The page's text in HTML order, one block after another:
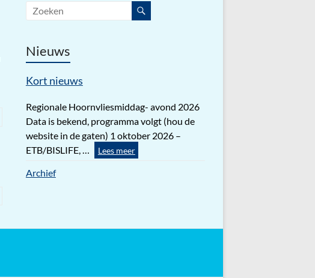
Nieuws
Kort nieuws
Regionale Hoornvliesmiddag- avond 2026
Data is bekend, programma volgt (hou de
website in de gaten) 1 oktober 2026 –
ETB/BISLIFE, …
Lees meer
Archief